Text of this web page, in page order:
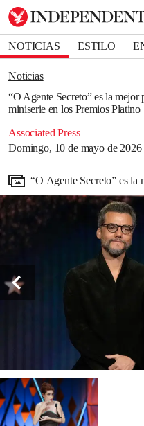
NOTICIAS ESTILO
DEPORTES
Noticias
“O Agente Secreto” es la
miniserie en los Premios Platino
Associated Press
Domingo, 10 de mayo de
Bookmark
Removed from bookmarks
Close popover
“O Agente Secreto” es la